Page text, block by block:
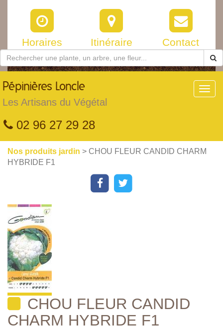
Horaires Itinéraire Contact
Pépinières Loncle
Les Artisans du Végétal
02 96 27 29 28
Nos produits jardin > CHOU FLEUR CANDID CHARM
HYBRIDE F1
CHOU FLEUR CANDID
CHARM HYBRIDE F1